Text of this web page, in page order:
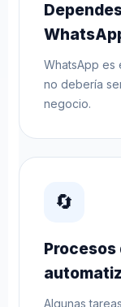
WhatsApp es
no debería
negocio.
🔄
Procesos
Algunas